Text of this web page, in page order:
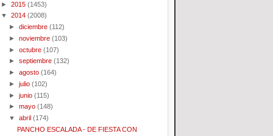
► 2015 (1453)
▼ 2014 (2008)
►diciembre (112)
►noviembre (103)
►octubre (107)
►septiembre (132)
►agosto (164)
►julio (102)
►junio (115)
►mayo (148)
▼abril (174)
PANCHO ESCALADA - DE FIESTA CON